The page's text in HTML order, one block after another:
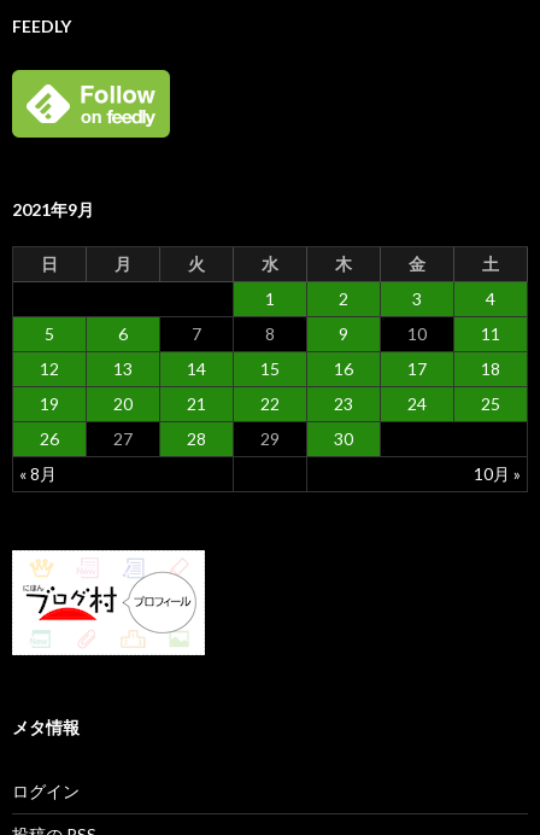
FEEDLY
2021年9月
日 月 火 水 木 金 土
« 8月 10月 »
1 2 3
4
5
6 7 8 9 10
11
12
13 14 15 16 17
18
19
20 21 22 23 24
25
26
27 28 29 30
メタ情報
ログイン